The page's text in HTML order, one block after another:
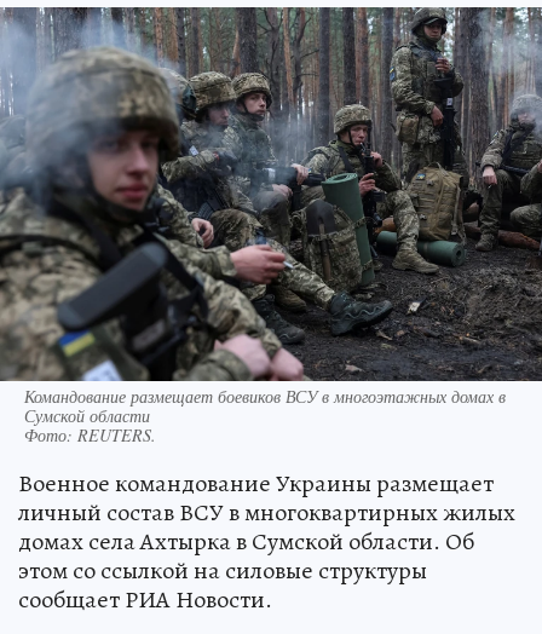
Командование размещает боевиков ВСУ в многоэтажных домах в
Сумской области
Фото: REUTERS.
Военное командование Украины размещает
личный состав ВСУ в многоквартирных жилых
домах села Ахтырка в Сумской области. Об
этом со ссылкой на силовые структуры
сообщает РИА Новости.